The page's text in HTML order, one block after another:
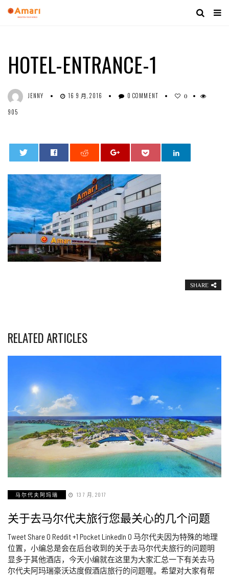
HOTEL-ENTRANCE-1
JENNY 16 9 月, 2016 0 COMMENT 0
905
SHARE
RELATED ARTICLES
马尔代夫阿玛瑞 13 7 月, 2017
关于去马尔代夫旅行您最关心的几个问题
Tweet Share 0 Reddit +1 Pocket LinkedIn 0 马尔代夫因为特殊的地理
位置，小编总是会在后台收到的关于去马尔代夫旅行的问题明
显多于其他酒店，今天小编就在这里为大家汇总一下有关去马
尔代夫阿玛瑞豪沃达度假酒店旅行的问题喔。希望对大家有帮